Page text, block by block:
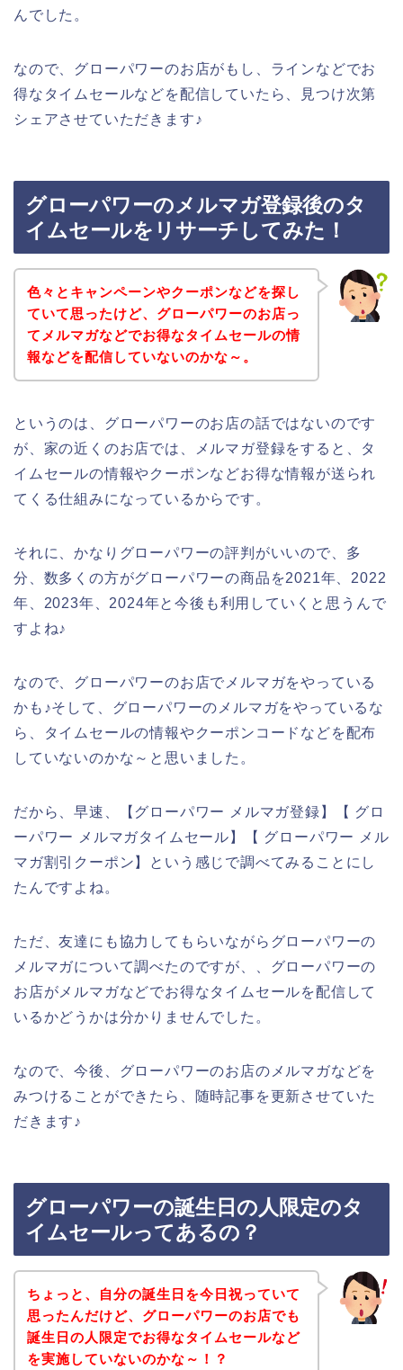
んでした。
なので、グローパワーのお店がもし、ラインなどでお
得なタイムセールなどを配信していたら、見つけ次第
シェアさせていただきます♪
グローパワーのメルマガ登録後のタ
イムセールをリサーチしてみた！
色々とキャンペーンやクーポンなどを探し
ていて思ったけど、グローパワーのお店っ
てメルマガなどでお得なタイムセールの情
報などを配信していないのかな～。
というのは、グローパワーのお店の話ではないのです
が、家の近くのお店では、メルマガ登録をすると、タ
イムセールの情報やクーポンなどお得な情報が送られ
てくる仕組みになっているからです。
それに、かなりグローパワーの評判がいいので、多
分、数多くの方がグローパワーの商品を2021年、2022
年、2023年、2024年と今後も利用していくと思うんで
すよね♪
なので、グローパワーのお店でメルマガをやっている
かも♪そして、グローパワーのメルマガをやっているな
ら、タイムセールの情報やクーポンコードなどを配布
していないのかな～と思いました。
だから、早速、【グローパワー メルマガ登録】【 グロ
ーパワー メルマガタイムセール】【 グローパワー メル
マガ割引クーポン】という感じで調べてみることにし
たんですよね。
ただ、友達にも協力してもらいながらグローパワーの
メルマガについて調べたのですが、、グローパワーの
お店がメルマガなどでお得なタイムセールを配信して
いるかどうかは分かりませんでした。
なので、今後、グローパワーのお店のメルマガなどを
みつけることができたら、随時記事を更新させていた
だきます♪
グローパワーの誕生日の人限定のタ
イムセールってあるの？
ちょっと、自分の誕生日を今日祝っていて
思ったんだけど、グローパワーのお店でも
誕生日の人限定でお得なタイムセールなど
を実施していないのかな～！？